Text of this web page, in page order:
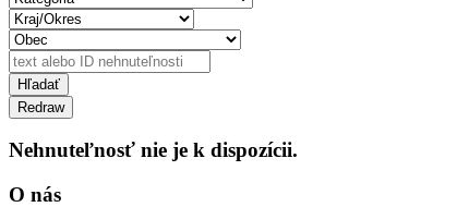
Nehnuteľnosť nie je k dispozícii.
O nás